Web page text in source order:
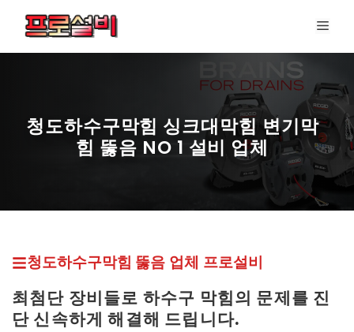
츠
메
청도하수구막힘 싱크대막힘 변기막
힘 뚫음 NO 1 설비 업체
프로설비 최신 페이지
청도하수구막힘 뚫음 업체 프로설비
최첨단 장비들로 하수구 막힘의 문제를 진
단 신속하게 해결해 드립니다.